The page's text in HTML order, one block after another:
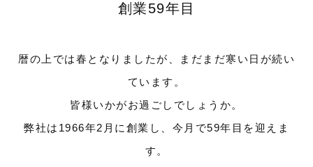
創業59年目
暦の上では春となりましたが、まだまだ寒い日が続い
ています。
皆様いかがお過ごしでしょうか。
弊社は1966年2月に創業し、今月で59年目を迎えま
す。